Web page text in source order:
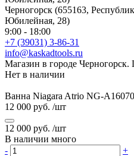
Черногорск (655163,
Юбилейная, 28)
9:00 - 18:00
+7 (39031) 3-86-31
info@kaskadtools.ru
Магазин в городе
Нет в наличии
Ванна Niagara Atrio NG-
12 000 руб. /шт
12 000 руб. /шт
В наличии много
-
+